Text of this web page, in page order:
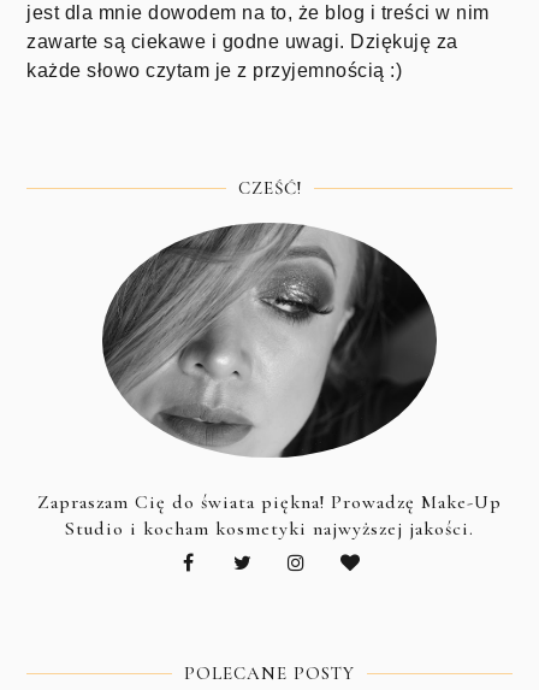
jest dla mnie dowodem na to, że blog i treści w nim
zawarte są ciekawe i godne uwagi. Dziękuję za
każde słowo czytam je z przyjemnością :)
CZEŚĆ!
Zapraszam Cię do świata piękna! Prowadzę Make-Up
Studio i kocham kosmetyki najwyższej jakości.
POLECANE POSTY